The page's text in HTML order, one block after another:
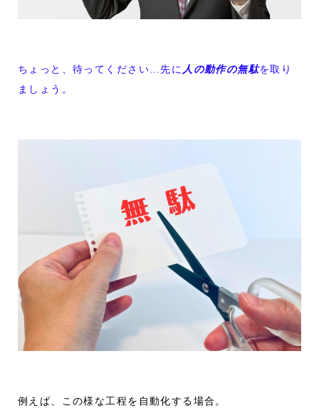
ちょっと、待ってください…先に人の動作の無駄を取り
ましょう。
例えば、この様な工程を自動化する場合。